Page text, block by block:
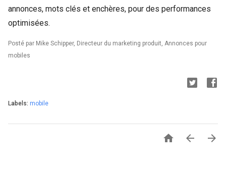
annonces, mots clés et enchères, pour des performances
optimisées.
Posté par Mike Schipper, Directeur du marketing produit, Annonces pour
mobiles
Labels: mobile
  